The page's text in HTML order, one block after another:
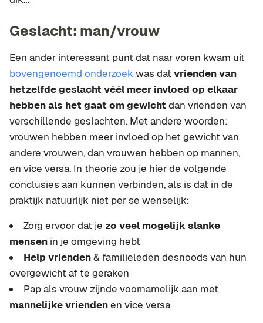
Geslacht: man/vrouw
Een ander interessant punt dat naar voren kwam uit
bovengenoemd onderzoek was dat vrienden van
hetzelfde geslacht véél meer invloed op elkaar
hebben als het gaat om gewichtdan vrienden van
verschillende geslachten. Met andere woorden:
vrouwen hebben meer invloed op het gewicht van
andere vrouwen, dan vrouwen hebben op mannen,
en vice versa. In theorie zou je hier de volgende
conclusies aan kunnen verbinden, als is dat in de
praktijk natuurlijk niet per se wenselijk:
Zorg ervoor dat je zo veel mogelijk slanke
mensen in je omgeving hebt
Help vrienden& familieleden desnoods van hun
overgewicht af te geraken
Pap als vrouw zijnde voornamelijk aan met
mannelijke vriendenen vice versa